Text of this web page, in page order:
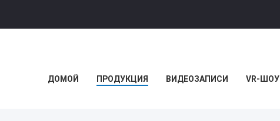
ДОМОЙ ПРОДУКЦИЯ ВИДЕОЗАПИСИ VR-ШОУ